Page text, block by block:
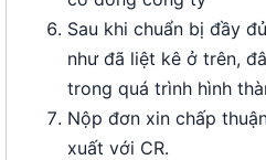
Sau khi chuẩn bị đầy
như đã liệt kê ở trên,
trong quá trình hình
Nộp đơn xin chấp
xuất với CR.